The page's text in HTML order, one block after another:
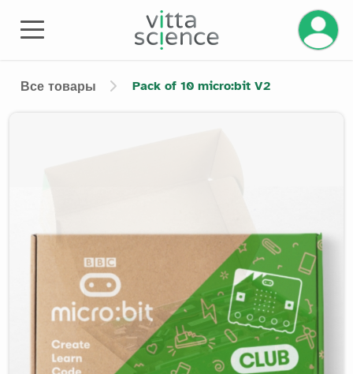
Все товары Pack of 10 micro:bit V2